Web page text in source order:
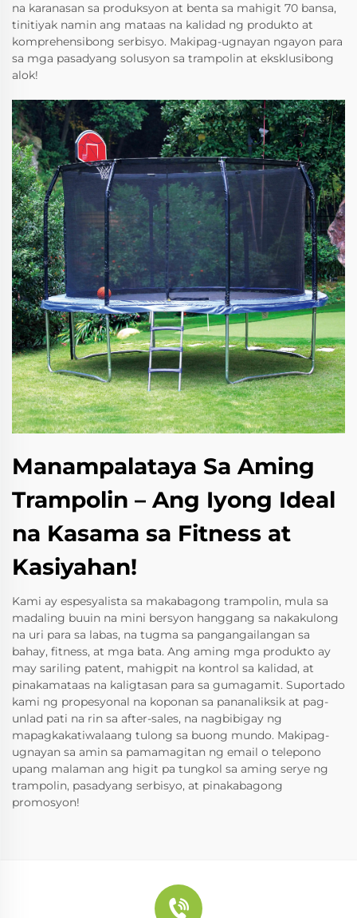
na karanasan sa produksyon at benta sa mahigit 70 bansa,
tinitiyak namin ang mataas na kalidad ng produkto at
komprehensibong serbisyo. Makipag-ugnayan ngayon para
sa mga pasadyang solusyon sa trampolin at eksklusibong
alok!
Manampalataya Sa Aming
Trampolin – Ang Iyong Ideal
na Kasama sa Fitness at
Kasiyahan!
Kami ay espesyalista sa makabagong trampolin, mula sa
madaling buuin na mini bersyon hanggang sa nakakulong
na uri para sa labas, na tugma sa pangangailangan sa
bahay, fitness, at mga bata. Ang aming mga produkto ay
may sariling patent, mahigpit na kontrol sa kalidad, at
pinakamataas na kaligtasan para sa gumagamit. Suportado
kami ng propesyonal na koponan sa pananaliksik at pag-
unlad pati na rin sa after-sales, na nagbibigay ng
mapagkakatiwalaang tulong sa buong mundo. Makipag-
ugnayan sa amin sa pamamagitan ng email o telepono
upang malaman ang higit pa tungkol sa aming serye ng
trampolin, pasadyang serbisyo, at pinakabagong
promosyon!